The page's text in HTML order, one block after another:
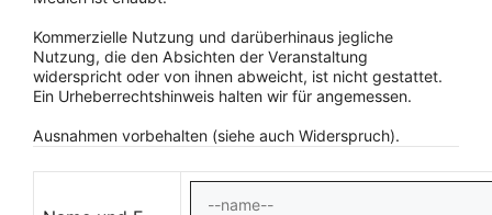
Kommerzielle Nutzung und darüberhinaus jegliche
Nutzung, die den Absichten der Veranstaltung
widerspricht oder von ihnen abweicht, ist nicht gestattet.
Ein Urheberrechtshinweis halten wir für angemessen.
Ausnahmen vorbehalten (siehe auch Widerspruch).